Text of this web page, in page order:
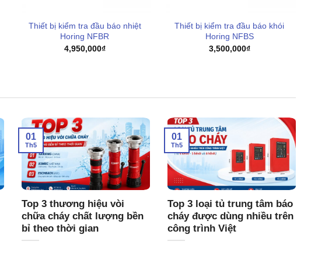
Thiết bị kiểm tra đầu báo nhiệt
Horing NFBR
4,950,000₫
Thiết bị kiểm tra đầu báo khói
Horing NFBS
3,500,000₫
Top 3 thương hiệu vòi
chữa cháy chất lượng bền
bỉ theo thời gian
01
Th5
Top 3 loại tủ trung tâm báo
cháy được dùng nhiều trên
công trình Việt
01
Th5